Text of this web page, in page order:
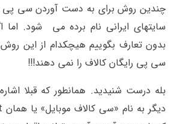
چندین روش برای به دست آوردن سی پی
سایتهای ایرانی نام برده می شود. اما
بدون تعارف بگوییم هیچکدام از این
سی پی رایگان کالاف را نمی دهند!!!
بله درست شنیدید. همانطور که قبلا